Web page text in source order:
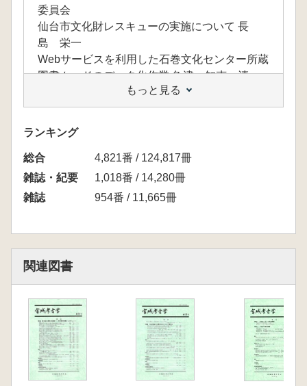
委員会
仙台市文化財レスキューの実施について 長
島 栄一
Webサービスを利用した石巻文化センター所蔵
図書カードのデータ化作業 魚津 知克 清
平成24年度の復興事業に伴う埋蔵文化財調査に
ついて 宮城県文化財保護課
遺跡資料リポジトリと震災復興支援 菅野 智
則 永井 伸
特集2 宮城県における歴史地震・津波災害
考古学的検討を今後より深めるための第一歩
仙台平野の弥生時代・平安時代の津波痕跡 斎
発掘調査からみた貞観11年(869)陸奥国巨大地
震の被害と復興 柳澤 和明
仙台平野中部に見いだされた弥生時代の津波堆
積物-「砂の薄層」から「津波堆積物」へ- 松
本 秀明
もっと見る
ランキング
総合
4,821番 / 124,817冊
雑誌・紀要
1,018番 / 14,280冊
雑誌
954番 / 11,665冊
関連図書